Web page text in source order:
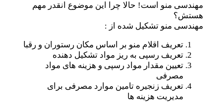
مهندسی منو است! حالا چرا این موضوع انقدر مهم
هستش؟
مهندسی منو تشکیل شده از :
تعریف اقلام منو بر اساس مکان رستوران و رقبا
تعریف رسپی به ریز مواد تشکیل دهنده
تعیین مقدار مواد رسپی و هزینه های مواد
مصرفی
تعریف زنجیره تامین موارد مصرفی برای
مدیریت هزینه ها